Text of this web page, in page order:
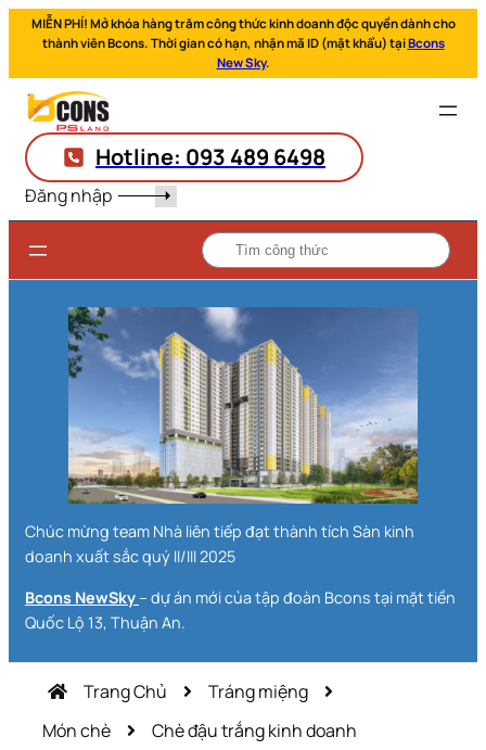
MIỄN PHÍ! Mở khóa hàng trăm công thức kinh doanh độc quyền dành cho
thành viên Bcons. Thời gian có hạn, nhận mã ID (mật khẩu) tạiBcons
New Sky.
Hotline: 093 489 6498
Đăng nhập
Chúc mừng team Nhà liên tiếp đạt thành tích Sàn kinh
doanh xuất sắc quý II/III 2025
Bcons NewSky– dự án mới của tập đoàn Bcons tại mặt tiền
Quốc Lộ 13, Thuận An.
Trang Chủ
Tráng miệng
Món chè
Chè đậu trắng kinh doanh